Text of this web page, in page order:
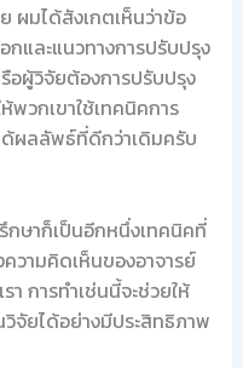
ผมได้สังเกตเห็นว่าข้อ
กและแนวทางการปรับปรุง
ผู้วิจัยต้องการปรับปรุง
พวกเขาใช้เทคนิคการ
ด้ผลลัพธ์ที่ดีกว่าเดิมครับ
กษาก็เป็นอีกหนึ่งเทคนิคที่
วามคิดเห็นของอาจารย์
า การทำเช่นนี้จะช่วยให้
จัยได้อย่างมีประสิทธิภาพ